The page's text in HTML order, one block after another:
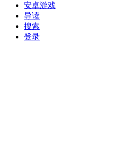
安卓游戏
导读
搜索
登录